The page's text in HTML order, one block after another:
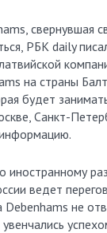
свернувшая
РБК daily
на страны
будет
Санкт-
иностранному
ведет
Debenhams не